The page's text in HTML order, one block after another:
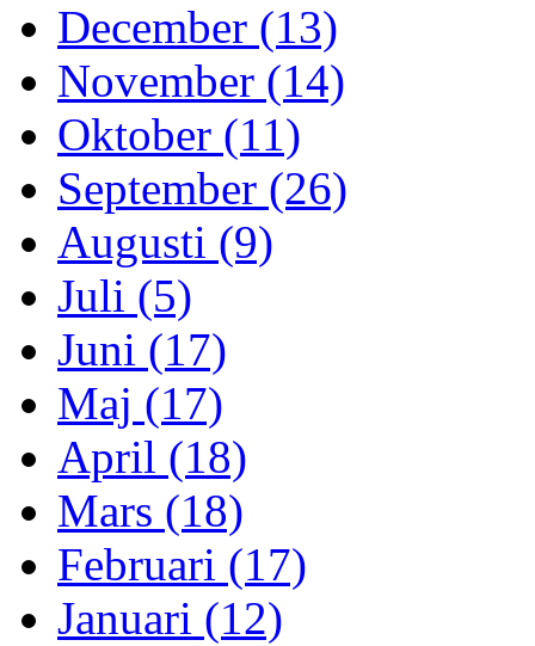
December (13)
November (14)
Oktober (11)
September (26)
Augusti (9)
Juli (5)
Juni (17)
Maj (17)
April (18)
Mars (18)
Februari (17)
Januari (12)